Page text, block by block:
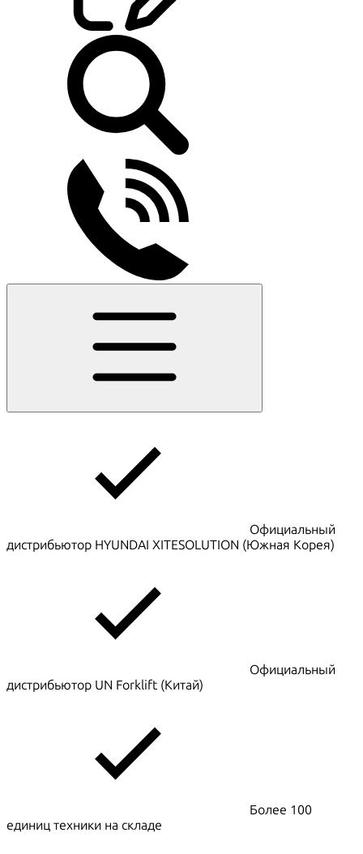
Официальный
дистрибьютор HYUNDAI XITESOLUTION (Южная Корея)
Официальный
дистрибьютор UN Forklift (Китай)
Более 100
единиц техники на складе